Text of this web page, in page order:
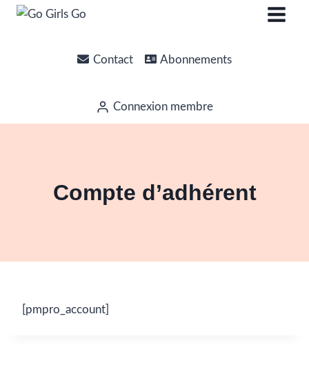
Contact Abonnements
Connexion membre
Compte d’adhérent
[pmpro_account]